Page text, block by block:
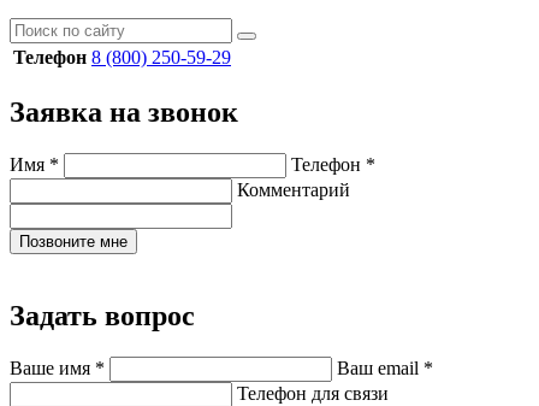
Телефон 8 (800) 250-59-29
Заявка на звонок
Имя * Телефон *
Комментарий
Позвоните мне
Задать вопрос
Ваше имя * Ваш email *
Телефон для связи